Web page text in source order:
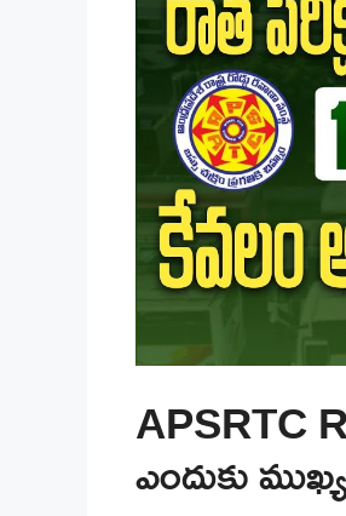
APSRTC
ఎందుకు